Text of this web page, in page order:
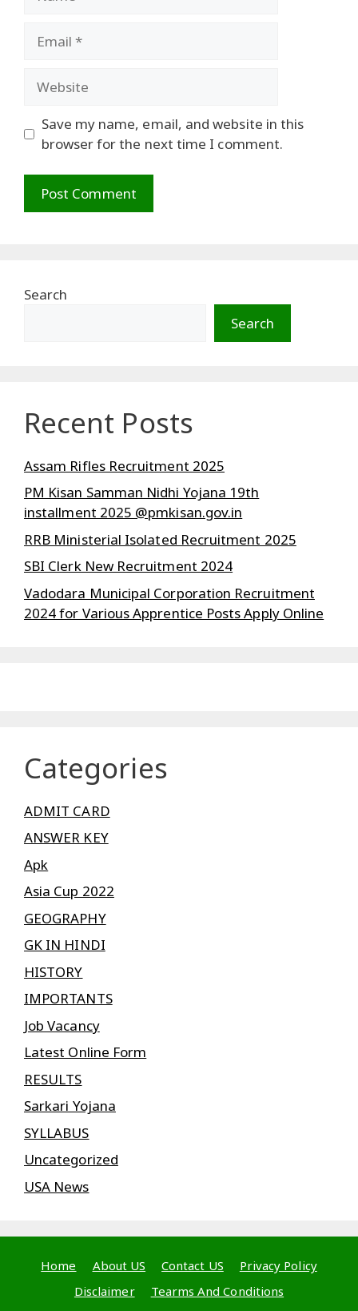
Save my name, email, and website in this
browser for the next time I comment.
Search
Search
Recent Posts
Assam Rifles Recruitment 2025
PM Kisan Samman Nidhi Yojana 19th
installment 2025 @pmkisan.gov.in
RRB Ministerial Isolated Recruitment 2025
SBI Clerk New Recruitment 2024
Vadodara Municipal Corporation Recruitment
2024 for Various Apprentice Posts Apply Online
Categories
ADMIT CARD
ANSWER KEY
Apk
Asia Cup 2022
GEOGRAPHY
GK IN HINDI
HISTORY
IMPORTANTS
Job Vacancy
Latest Online Form
RESULTS
Sarkari Yojana
SYLLABUS
Uncategorized
USA News
Home About US Contact US
Privacy Policy
Disclaimer
Tearms And Conditions